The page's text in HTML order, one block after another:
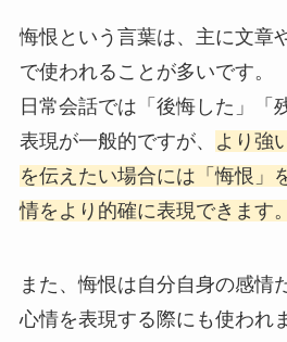
悔恨という言葉は、主に文章
で使われることが多いです。
日常会話では「後悔した」「
表現が一般的ですが、
より強
を伝えたい場合には「悔恨」
情をより的確に表現できます。
また、悔恨は自分自身の感情
心情を表現する際にも使われ